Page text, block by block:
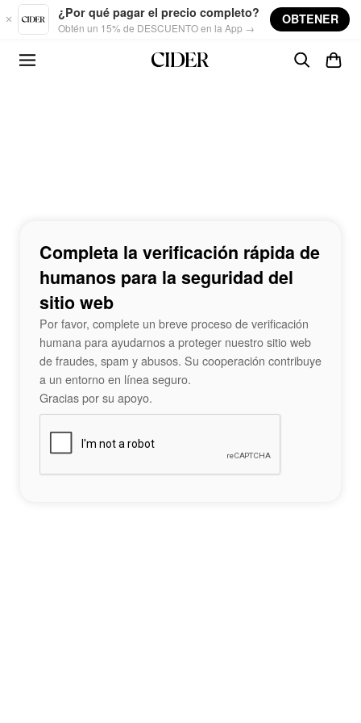
Skip to main content
¿Por qué pagar el precio completo?
Obtén un 15% de DESCUENTO en la App →
OBTENER
Completa la verificación rápida de
humanos para la seguridad del
sitio web
Por favor, complete un breve proceso de verificación
humana para ayudarnos a proteger nuestro sitio web
de fraudes, spam y abusos. Su cooperación contribuye
a un entorno en línea seguro.
Gracias por su apoyo.